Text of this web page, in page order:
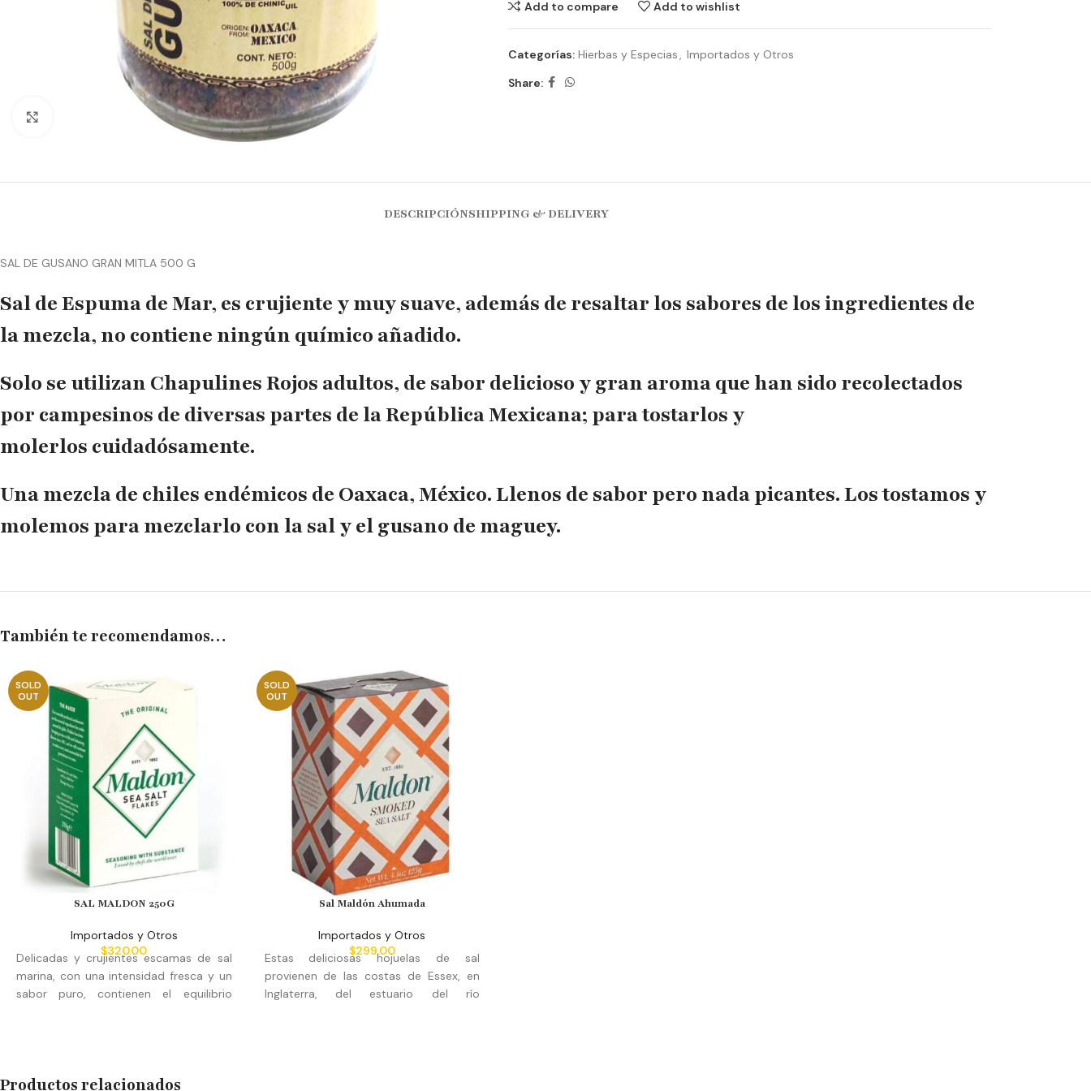
Add to compare
Add to wishlist
Categorías: Hierbas y Especias, Importados y Otros
Share:
DESCRIPCIÓNSHIPPING & DELIVERY
SAL DE GUSANO GRAN MITLA 500 G
Sal de Espuma de Mar, es crujiente y muy suave, además de resaltar los sabores de los ingredientes de
la mezcla, no contiene ningún químico añadido.
Solo se utilizan Chapulines Rojos adultos, de sabor delicioso y gran aroma que han sido recolectados
por campesinos de diversas partes de la República Mexicana; para tostarlos y
molerlos cuidadósamente.
Unamezcla de chiles endémicos de Oaxaca, México. Llenos de sabor pero nada picantes. Los tostamos y
molemos para mezclarlo con la sal y el gusano de maguey.
También te recomendamos…
SOLD
OUT
SAL MALDON 250G
Importados y Otros
$320.00
Delicadas y crujientes escamas de sal
marina, con una intensidad fresca y un
sabor puro, contienen el equilibrio
SOLD
OUT
Sal Maldón Ahumada
Importados y Otros
$299.00
Estas deliciosas hojuelas de sal
provienen de las costas de Essex, en
Inglaterra, del estuario del río
Productos relacionados